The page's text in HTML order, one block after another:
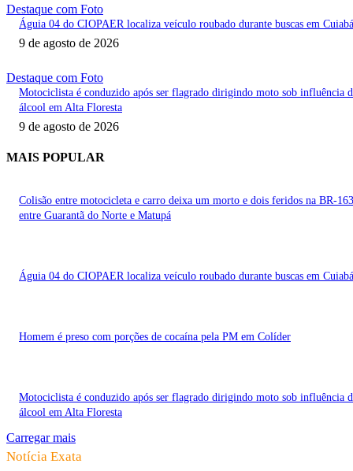
Destaque com Foto
Águia 04 do CIOPAER localiza veículo roubado durante buscas em Cuiabá
9 de agosto de 2026
Destaque com Foto
Motociclista é conduzido após ser flagrado dirigindo moto sob influência
álcool em Alta Floresta
9 de agosto de 2026
MAIS POPULAR
Colisão entre motocicleta e carro deixa um morto e dois feridos na BR-163
entre Guarantã do Norte e Matupá
Águia 04 do CIOPAER localiza veículo roubado durante buscas em Cuiabá
Homem é preso com porções de cocaína pela PM em Colíder
Motociclista é conduzido após ser flagrado dirigindo moto sob influência
álcool em Alta Floresta
Carregar mais
Notícia Exata